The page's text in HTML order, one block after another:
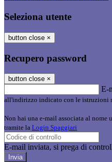
Seleziona utente
button close ×
Recupero password
button close ×
E-
all'indirizzo indicato con le istruzioni
Non hai una e-mail associata al nome
tramite la Login Spaggiari
E-mail inviata, si prega di